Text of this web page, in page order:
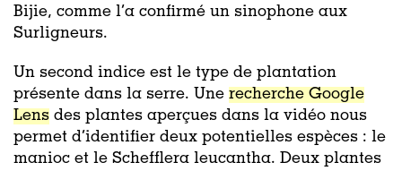
Bijie, comme l’a confirmé un sinophone aux
Surligneurs.
Un second indice est le type de plantation
présente dans la serre. Une recherche Google
Lens des plantes aperçues dans la vidéo nous
permet d’identifier deux potentielles espèces : le
manioc et le Schefflera leucantha. Deux plantes